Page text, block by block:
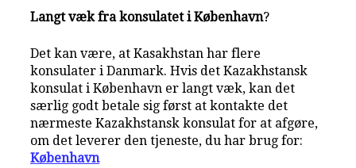
Langt væk fra konsulatet i København?
Det kan være, at Kasakhstan har flere
konsulater i Danmark. Hvis det Kazakhstansk
konsulat i København er langt væk, kan det
særlig godt betale sig først at kontakte det
nærmeste Kazakhstansk konsulat for at afgøre,
om det leverer den tjeneste, du har brug for:
København